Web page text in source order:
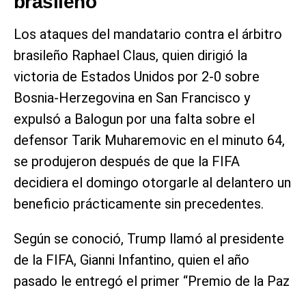
Los ataques del mandatario contra el árbitro
brasileño Raphael Claus, quien dirigió la
victoria de Estados Unidos por 2-0 sobre
Bosnia-Herzegovina en San Francisco y
expulsó a Balogun por una falta sobre el
defensor Tarik Muharemovic en el minuto 64,
se produjeron después de que la FIFA
decidiera el domingo otorgarle al delantero un
beneficio prácticamente sin precedentes.
Según se conoció, Trump llamó al presidente
de la FIFA, Gianni Infantino, quien el año
pasado le entregó el primer “Premio de la Paz